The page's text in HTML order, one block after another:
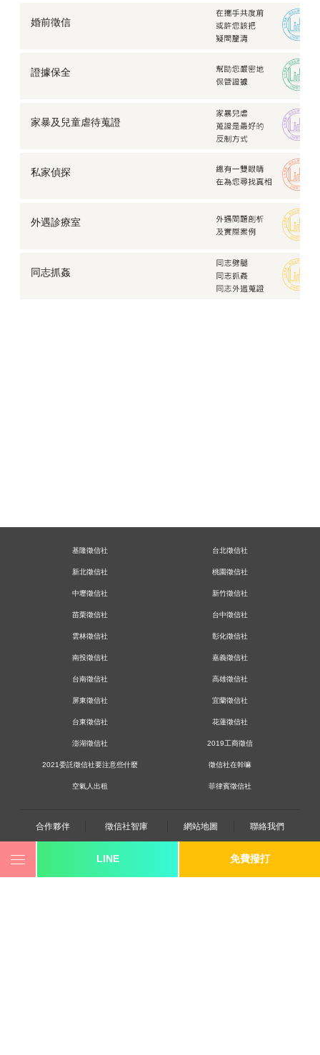
婚前徵信
證據保全
家暴及兒童虐待蒐證
私家偵探
外遇診療室
同志抓姦
LINE 免費撥打
基隆徵信社 台北徵信社
新北徵信社 桃園徵信社
中壢徵信社 新竹徵信社
苗栗徵信社 台中徵信社
雲林徵信社 彰化徵信社
南投徵信社 嘉義徵信社
台南徵信社 高雄徵信社
屏東徵信社 宜蘭徵信社
台東徵信社 花蓮徵信社
澎湖徵信社 2019工商徵信
2021委託徵信社要注意些什麼 徵信社在幹嘛
空氣人出租 菲律賓徵信社
合作夥伴 徵信社智庫 網站地圖 聯絡我們
0800-250-555 revote990109@gmail.com
youtube twitter facebook line